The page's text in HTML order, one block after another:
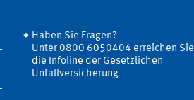
Haben Sie Fragen?
Unter 0800 6050404 erreichen Sie
die Infoline der Gesetzlichen
Unfallversicherung